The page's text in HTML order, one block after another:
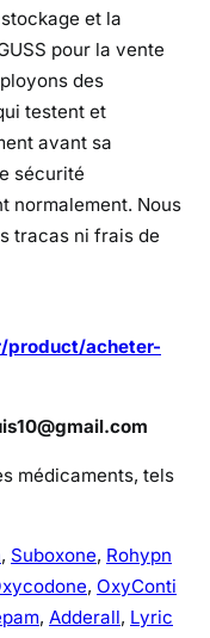
et la
pour la vente
des
testent et
avant sa
sécurité
normalement. Nous
tracas ni frais de
product/acheter-
médicaments, tels
, Suboxone, Rohypn
, OxyConti
, Adderall, Lyric